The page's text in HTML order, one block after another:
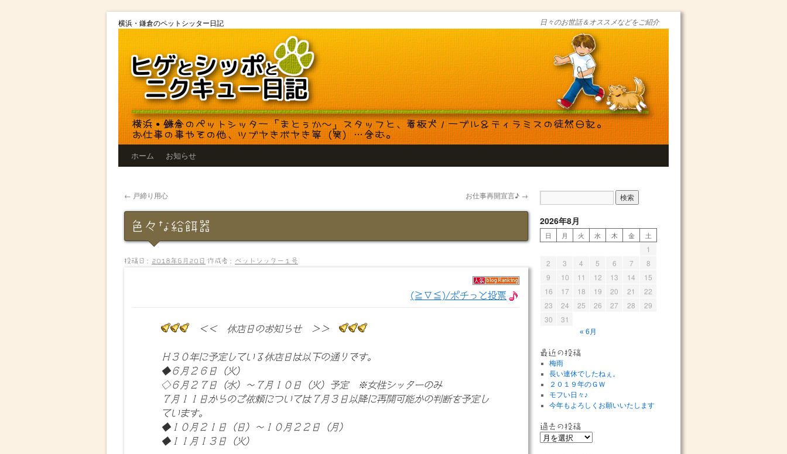
ン
テ
ン
ツ
へ
ス
キ
ッ
プ
横浜・鎌倉のペットシッター日記 日々のお世話＆オススメなどをご紹介
ホーム お知らせ
← 戸締り用心 お仕事再開宣言♪ →
色々な給餌器
投稿日: 2018年6月20日 作成者: ペットシッター１号
(≧∇≦)/ポチっと投票
＜＜ 休店日のお知らせ ＞＞
Ｈ３０年に予定している休店日は以下の通りです。
◆６月２６日（火）
◇６月２７日（水）～７月１０日（火）予定 ※女性シッターのみ
７月１１日からのご依頼については７月３日以降に再開可能かの判断を予定し
ています。
◆１０月２１日（日）～１０月２２日（月）
◆１１月１３日（火）
2026年8月
日 月 火 水 木 金 土
1
2
3 4 5 6 7
8
9
10 11 12 13 14
15
16
17 18 19 20 21
22
23
24 25 26 27 28
29
30
31
« 6月
最近の投稿
梅雨
長い連休でしたねぇ。
２０１９年のＧＷ
モフい日々♪
今年もよろしくお願いいたします
過去の投稿
過